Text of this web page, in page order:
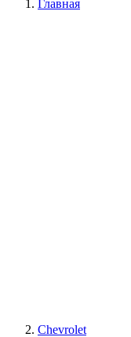
Главная
Chevrolet